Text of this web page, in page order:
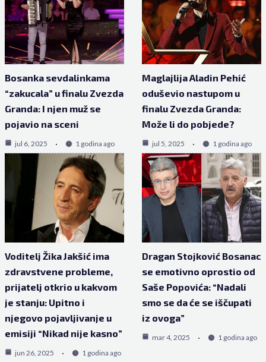
Bosanka sevdalinkama
“zakucala” u finalu Zvezda
Granda: I njen muž se
pojavio na sceni
jul 6, 2025 1 godina ago
Maglajlija Aladin Pehić
oduševio nastupom u
finalu Zvezda Granda:
Može li do pobjede?
jul 5, 2025 1 godina ago
Voditelj Žika Jakšić ima
zdravstvene probleme,
prijatelj otkrio u kakvom
je stanju: Upitno i
njegovo pojavljivanje u
emisiji “Nikad nije kasno”
jun 26, 2025 1 godina ago
Dragan Stojković Bosanac
se emotivno oprostio od
Saše Popovića: “Nadali
smo se da će se iščupati
iz ovoga”
mar 4, 2025 1 godina ago